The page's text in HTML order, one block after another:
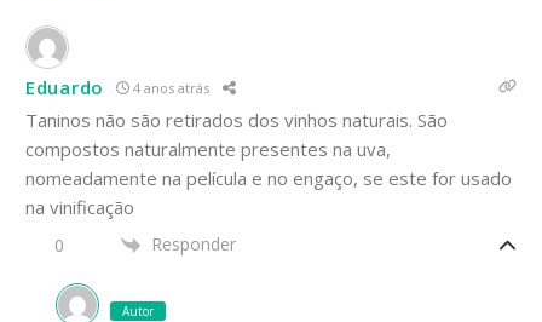
Eduardo 4 anos atrás
Taninos não são retirados dos vinhos naturais. São
compostos naturalmente presentes na uva,
nomeadamente na película e no engaço, se este for usado
na vinificação
0 Responder
Autor